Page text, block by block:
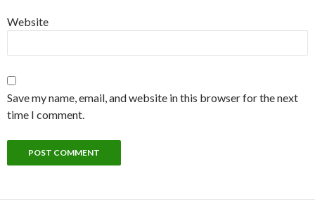
Website
Save my name, email, and website in this browser for the next
time I comment.